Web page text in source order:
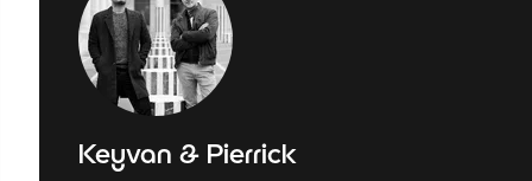
Keyvan & Pierrick